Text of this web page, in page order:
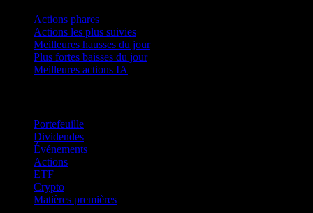
Actions phares
Actions les plus suivies
Meilleures hausses du jour
Plus fortes baisses du jour
Meilleures actions IA
Portefeuille
Dividendes
Événements
Actions
ETF
Crypto
Matières premières